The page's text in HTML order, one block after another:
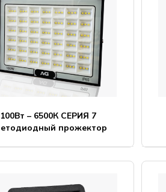
100Вт – 6500К СЕРИЯ 7
прожектор